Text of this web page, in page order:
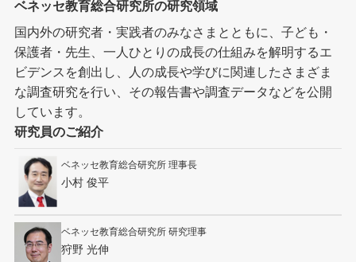
ベネッセ教育総合研究所の研究領域
国内外の研究者・実践者のみなさまとともに、子ども・
保護者・先生、一人ひとりの成長の仕組みを解明するエ
ビデンスを創出し、人の成長や学びに関連したさまざま
な調査研究を行い、その報告書や調査データなどを公開
しています。
研究員のご紹介
ベネッセ教育総合研究所 理事長
小村 俊平
ベネッセ教育総合研究所 研究理事
狩野 光伸